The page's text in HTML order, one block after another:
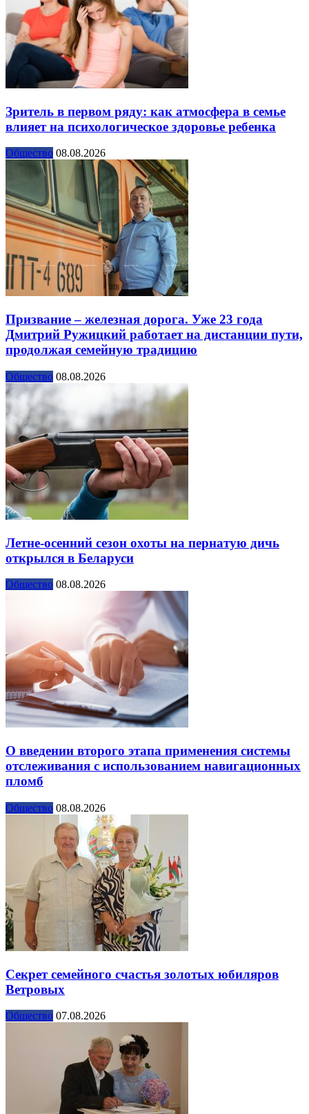
Зритель в первом ряду: как атмосфера в семье
влияет на психологическое здоровье ребенка
Общество 08.08.2026
Призвание – железная дорога. Уже 23 года
Дмитрий Ружицкий работает на дистанции пути,
продолжая семейную традицию
Общество 08.08.2026
Летне-осенний сезон охоты на пернатую дичь
открылся в Беларуси
Общество 08.08.2026
О введении второго этапа применения системы
отслеживания с использованием навигационных
пломб
Общество 08.08.2026
Секрет семейного счастья золотых юбиляров
Ветровых
Общество 07.08.2026